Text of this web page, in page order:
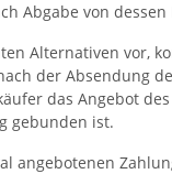
Abgabe von
Alternativen vor,
der Absendung
das Angebot
gebunden ist.
angebotenen